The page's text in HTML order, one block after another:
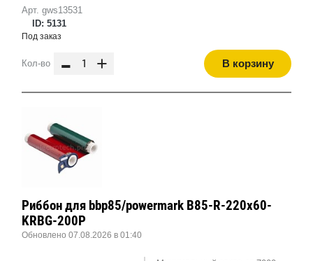
Арт. gws13531
ID: 5131
Под заказ
Кол-во - + В корзину
Риббон для bbp85/powermark B85-R-220x60-
KRBG-200P
Обновлено 07.08.2026 в 01:40